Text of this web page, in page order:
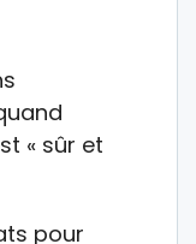
« sûr et
pour